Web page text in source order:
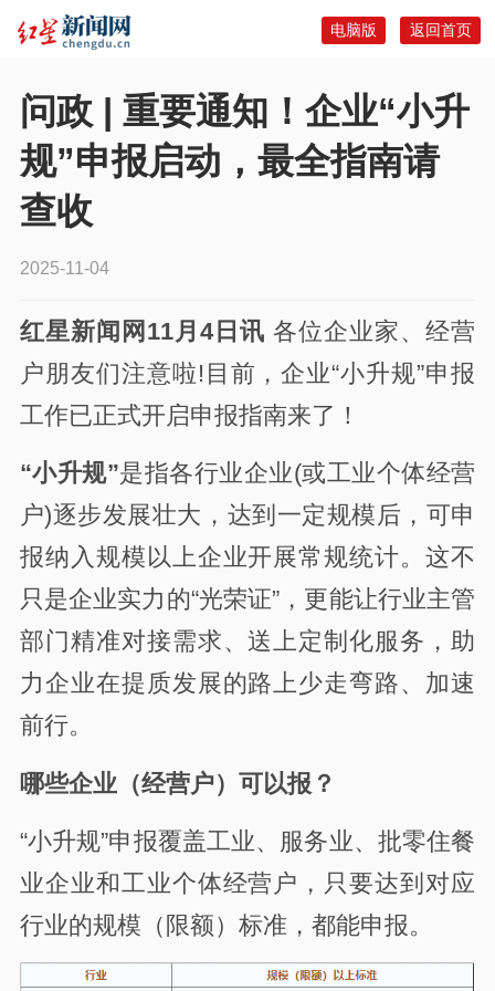
返回首页
电脑版
问政 | 重要通知！企业“小升
规”申报启动，最全指南请
查收
2025-11-04
红星新闻网11月4日讯 各位企业家、经营
户朋友们注意啦!目前，企业“小升规”申报
工作已正式开启申报指南来了！
“小升规”是指各行业企业(或工业个体经营
户)逐步发展壮大，达到一定规模后，可申
报纳入规模以上企业开展常规统计。这不
只是企业实力的“光荣证”，更能让行业主管
部门精准对接需求、送上定制化服务，助
力企业在提质发展的路上少走弯路、加速
前行。
哪些企业（经营户）可以报？
“小升规”申报覆盖工业、服务业、批零住餐
业企业和工业个体经营户，只要达到对应
行业的规模（限额）标准，都能申报。